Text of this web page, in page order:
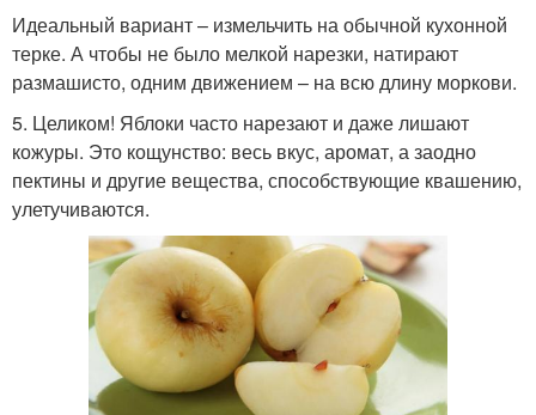
Идеальный вариант – измельчить на обычной кухонной
терке. А чтобы не было мелкой нарезки, натирают
размашисто, одним движением – на всю длину моркови.
5. Целиком! Яблоки часто нарезают и даже лишают
кожуры. Это кощунство: весь вкус, аромат, а заодно
пектины и другие вещества, способствующие квашению,
улетучиваются.